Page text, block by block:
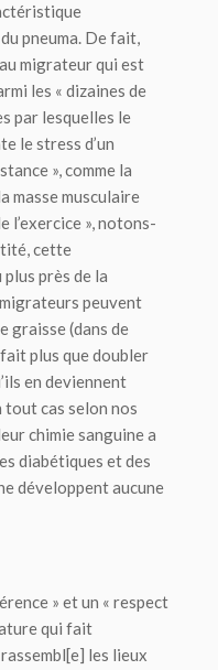
pneuma. De fait,
migrateur qui est
les « dizaines de
par lesquelles le
le stress d’un
», comme la
masse musculaire
l’exercice », notons-
cette
près de la
peuvent
graisse (dans de
plus que doubler
en deviennent
tout cas selon nos
chimie sanguine a
diabétiques et des
développent aucune
» et un « respect
qui fait
les lieux